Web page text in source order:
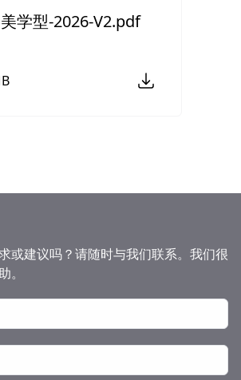
学型-2026-V2.pdf
或建议吗？请随时与我们联系。我们很
。